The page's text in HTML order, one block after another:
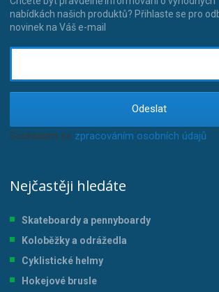
nabídkách našich produktů? Přihlaste se pro
novinek na Váš e-mail
Odeslat
Souhlasím se zpracováním osobních údajů.
Nejčastěji hledáte
Skateboardy a pennyboardy
Koloběžky a odrážedla
Cyklistické helmy
Hokejové brusle